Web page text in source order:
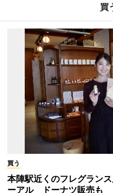
買
買う
本陣駅近くのフレグラン
ーアル ドーナツ販売も